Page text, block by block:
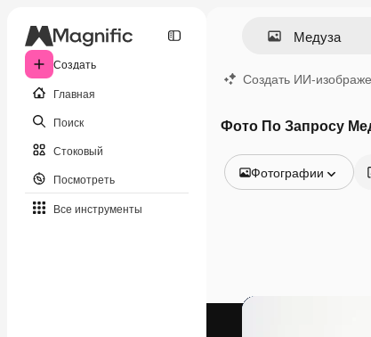
Создать
Главная
Поиск
Стоковый
Посмотреть
Все инструменты
Создать ИИ-
Фото По Запросу
Фотографии
Видео